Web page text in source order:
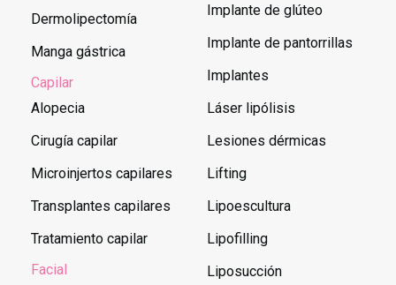
Dermolipectomía
Manga gástrica
Capilar
Alopecia
Cirugía capilar
Microinjertos capilares
Transplantes capilares
Tratamiento capilar
Facial
Implante de glúteo
Implante de pantorrillas
Implantes
Láser lipólisis
Lesiones dérmicas
Lifting
Lipoescultura
Lipofilling
Liposucción